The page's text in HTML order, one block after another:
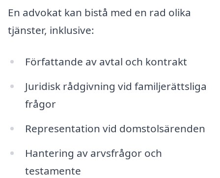
En advokat kan bistå med en rad olika
tjänster, inklusive:
Författande av avtal och kontrakt
Juridisk rådgivning vid familjerättsliga
frågor
Representation vid domstolsärenden
Hantering av arvsfrågor och
testamente